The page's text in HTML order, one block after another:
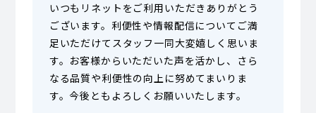
いつもリネットをご利用いただきありがとう
ございます。利便性や情報配信についてご満
足いただけてスタッフ一同大変嬉しく思いま
す。お客様からいただいた声を活かし、さら
なる品質や利便性の向上に努めてまいりま
す。今後ともよろしくお願いいたします。